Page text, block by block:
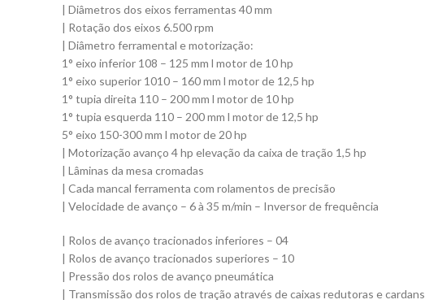
| Diâmetros dos eixos ferramentas 40 mm
| Rotação dos eixos 6.500 rpm
| Diâmetro ferramental e motorização:
1° eixo inferior 108 – 125 mm l motor de 10 hp
1° eixo superior 1010 – 160 mm l motor de 12,5 hp
1° tupia direita 110 – 200 mm l motor de 10 hp
1° tupia esquerda 110 – 200 mm l motor de 12,5 hp
5° eixo 150-300 mm l motor de 20 hp
| Motorização avanço 4 hp elevação da caixa de tração 1,5 hp
| Lâminas da mesa cromadas
| Cada mancal ferramenta com rolamentos de precisão
| Velocidade de avanço – 6 à 35 m/min – Inversor de frequência
| Rolos de avanço tracionados inferiores – 04
| Rolos de avanço tracionados superiores – 10
| Pressão dos rolos de avanço pneumática
| Transmissão dos rolos de tração através de caixas redutoras e cardans